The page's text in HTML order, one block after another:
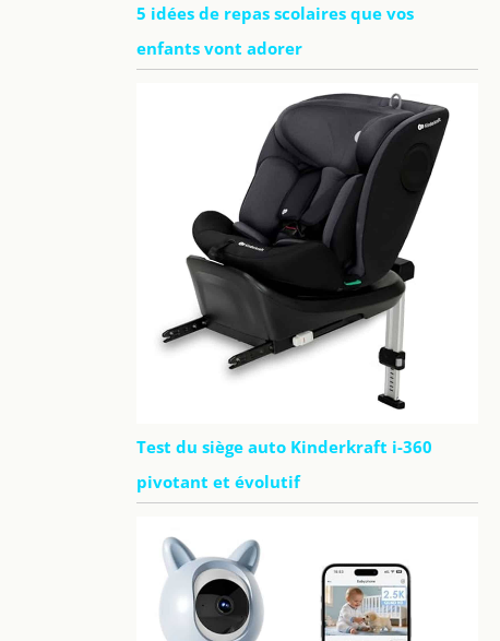
5 idées de repas scolaires que vos
enfants vont adorer
Test du siège auto Kinderkraft i-360
pivotant et évolutif